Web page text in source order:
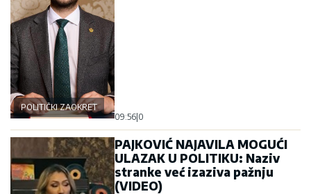
POLITIČKI ZAOKRET
09:56 0
PAJKOVIĆ NAJAVILA MOGUĆI
ULAZAK U POLITIKU: Naziv
stranke već izaziva pažnju
(VIDEO)